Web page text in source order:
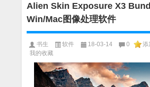
Alien Skin Exposure X3
Win/Mac图像处理软件
书生 软件 18-03-14 0
添
我的收藏